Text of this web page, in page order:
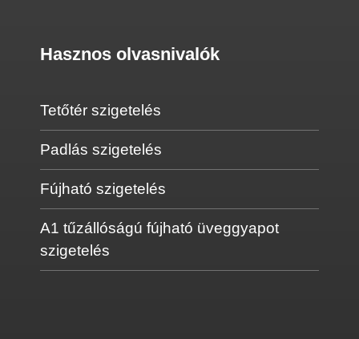
Hasznos olvasnivalók
Tetőtér szigetelés
Padlás szigetelés
Fújható szigetelés
A1 tűzállóságú fújható üveggyapot
szigetelés